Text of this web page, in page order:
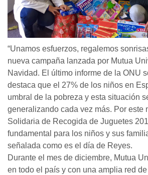
“Unamos esfuerzos, regalemos
nueva campaña lanzada por Mutua
Navidad. El último informe de la ONU
destaca que el 27% de los niños en
umbral de la pobreza y esta situación
generalizando cada vez más. Por este
Solidaria de Recogida de Juguetes
fundamental para los niños y sus
señalada como es el día de Reyes.
Durante el mes de diciembre, Mutua
en todo el país y con una amplia red